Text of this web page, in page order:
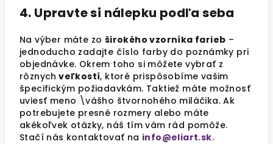
4. Upravte si nálepku podľa seba
Na výber máte zo širokého vzorníka farieb –
jednoducho zadajte číslo farby do poznámky pri
objednávke. Okrem toho si môžete vybrať z
rôznych veľkostí, ktoré prispôsobíme vašim
špecifickým požiadavkám. Taktiež máte možnosť
uviesť meno \vášho štvornohého miláčika. Ak
potrebujete presné rozmery alebo máte
akékoľvek otázky, náš tím vám rád pomôže.
Stačí nás kontaktovať na info@eliart.sk.